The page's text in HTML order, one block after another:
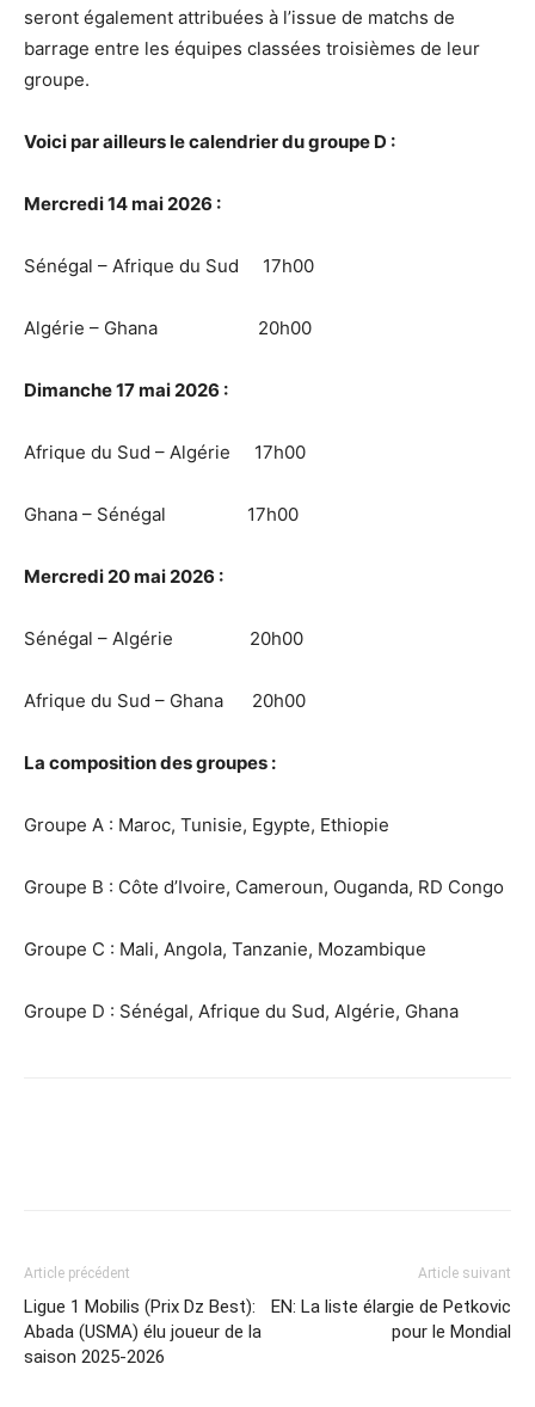
seront également attribuées à l’issue de matchs de
barrage entre les équipes classées troisièmes de leur
groupe.
Voici par ailleurs le calendrier du groupe D :
Mercredi 14 mai 2026 :
Sénégal – Afrique du Sud 17h00
Algérie – Ghana 20h00
Dimanche 17 mai 2026 :
Afrique du Sud – Algérie 17h00
Ghana – Sénégal 17h00
Mercredi 20 mai 2026 :
Sénégal – Algérie 20h00
Afrique du Sud – Ghana 20h00
La composition des groupes :
Groupe A : Maroc, Tunisie, Egypte, Ethiopie
Groupe B : Côte d’Ivoire, Cameroun, Ouganda, RD Congo
Groupe C : Mali, Angola, Tanzanie, Mozambique
Groupe D : Sénégal, Afrique du Sud, Algérie, Ghana
Article précédent
Ligue 1 Mobilis (Prix Dz Best):
Abada (USMA) élu joueur de la
saison 2025-2026
Article suivant
EN: La liste élargie de Petkovic
pour le Mondial